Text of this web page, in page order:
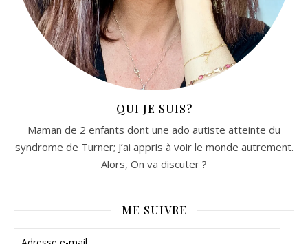
QUI JE SUIS?
Maman de 2 enfants dont une ado autiste atteinte du
syndrome de Turner; J’ai appris à voir le monde autrement.
Alors, On va discuter ?
ME SUIVRE
Adresse e-mail